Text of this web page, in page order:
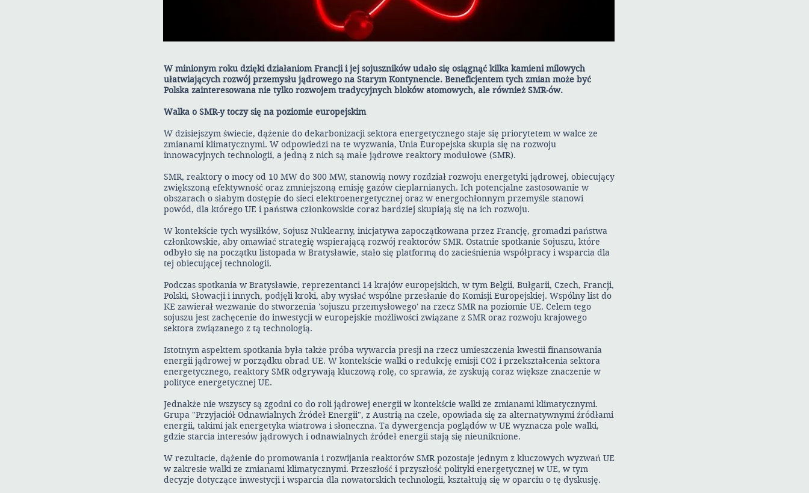
W minionym roku dzięki działaniom Francji i jej sojuszników udało się osiągnąć kilka kamieni milowych
ułatwiających rozwój przemysłu jądrowego na Starym Kontynencie. Beneficjentem tych zmian może być
Polska zainteresowana nie tylko rozwojem tradycyjnych bloków atomowych, ale również SMR-ów.
Walka o SMR-y toczy się na poziomie europejskim
W dzisiejszym świecie, dążenie do dekarbonizacji sektora energetycznego staje się priorytetem w walce ze
zmianami klimatycznymi. W odpowiedzi na te wyzwania, Unia Europejska skupia się na rozwoju
innowacyjnych technologii, a jedną z nich są małe jądrowe reaktory modułowe (SMR).
SMR, reaktory o mocy od 10 MW do 300 MW, stanowią nowy rozdział rozwoju energetyki jądrowej, obiecujący
zwiększoną efektywność oraz zmniejszoną emisję gazów cieplarnianych. Ich potencjalne zastosowanie w
obszarach o słabym dostępie do sieci elektroenergetycznej oraz w energochłonnym przemyśle stanowi
powód, dla którego UE i państwa członkowskie coraz bardziej skupiają się na ich rozwoju.
W kontekście tych wysiłków, Sojusz Nuklearny, inicjatywa zapoczątkowana przez Francję, gromadzi państwa
członkowskie, aby omawiać strategię wspierającą rozwój reaktorów SMR. Ostatnie spotkanie Sojuszu, które
odbyło się na początku listopada w Bratysławie, stało się platformą do zacieśnienia współpracy i wsparcia dla
tej obiecującej technologii.
Podczas spotkania w Bratysławie, reprezentanci 14 krajów europejskich, w tym Belgii, Bułgarii, Czech, Francji,
Polski, Słowacji i innych, podjęli kroki, aby wysłać wspólne przesłanie do Komisji Europejskiej. Wspólny list do
KE zawierał wezwanie do stworzenia 'sojuszu przemysłowego' na rzecz SMR na poziomie UE. Celem tego
sojuszu jest zachęcenie do inwestycji w europejskie możliwości związane z SMR oraz rozwoju krajowego
sektora związanego z tą technologią.
Istotnym aspektem spotkania była także próba wywarcia presji na rzecz umieszczenia kwestii finansowania
energii jądrowej w porządku obrad UE. W kontekście walki o redukcję emisji CO2 i przekształcenia sektora
energetycznego, reaktory SMR odgrywają kluczową rolę, co sprawia, że zyskują coraz większe znaczenie w
polityce energetycznej UE.
Jednakże nie wszyscy są zgodni co do roli jądrowej energii w kontekście walki ze zmianami klimatycznymi.
Grupa "Przyjaciół Odnawialnych Źródeł Energii", z Austrią na czele, opowiada się za alternatywnymi źródłami
energii, takimi jak energetyka wiatrowa i słoneczna. Ta dywergencja poglądów w UE wyznacza pole walki,
gdzie starcia interesów jądrowych i odnawialnych źródeł energii stają się nieuniknione.
W rezultacie, dążenie do promowania i rozwijania reaktorów SMR pozostaje jednym z kluczowych wyzwań UE
w zakresie walki ze zmianami klimatycznymi. Przeszłość i przyszłość polityki energetycznej w UE, w tym
decyzje dotyczące inwestycji i wsparcia dla nowatorskich technologii, kształtują się w oparciu o tę dyskusję.